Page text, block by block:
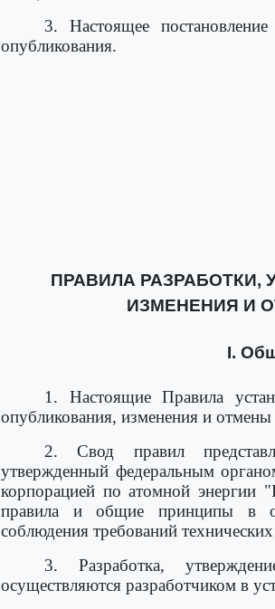
3. Настоящее
опубликования.
ПРАВИЛА РАЗРАБОТКИ,
ИЗМЕНЕНИЯ И
I.
1. Настоящие Правила
опубликования, изменения и отмены
2. Свод правил
утвержденный федеральным
корпорацией по атомной энергии
правила и общие принципы в
соблюдения требований
3. Разработка,
осуществляются разработчиком в